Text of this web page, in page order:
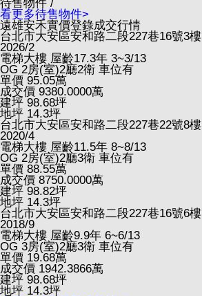
待售物件 /
看更多待售物件>
遠雄安禾實價登錄成交行情
台北市大安區安和路二段227巷16號3樓
2026/2
電梯大樓 屋齡17.3年 3~3/13
OG 2房(室)2廳2衛 車位有
單價 95.05萬
成交價 9380.0000萬
建坪 98.68坪
地坪 14.3坪
台北市大安區安和路二段227巷22號8樓
2020/4
電梯大樓 屋齡11.5年 8~8/13
OG 2房(室)2廳3衛 車位有
單價 88.55萬
成交價 8750.0000萬
建坪 98.82坪
地坪 14.3坪
台北市大安區安和路二段227巷16號6樓
2018/9
電梯大樓 屋齡9.9年 6~6/13
OG 3房(室)2廳3衛 車位有
單價 19.68萬
成交價 1942.3866萬
建坪 98.68坪
地坪 14.3坪